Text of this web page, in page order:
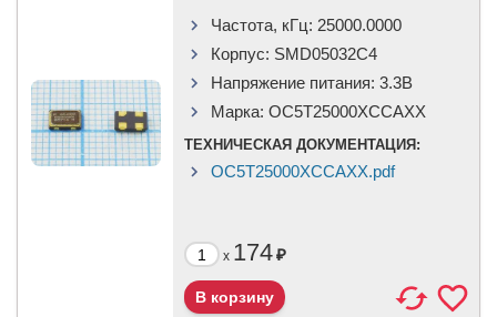
Частота, кГц: 25000.0000
Корпус: SMD05032C4
Напряжение питания: 3.3В
Марка: OC5T25000XCCAXX
ТЕХНИЧЕСКАЯ ДОКУМЕНТАЦИЯ:
OC5T25000XCCAXX.pdf
x 174₽